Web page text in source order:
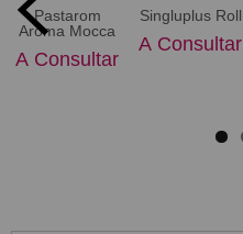
Pastarom
Aroma Mocca
A Consultar
Singluplus Roll
A Consultar